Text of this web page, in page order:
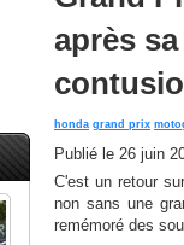
après
honda grand prix
Publié le 26 juin
C'est un retour
non sans une
remémoré des